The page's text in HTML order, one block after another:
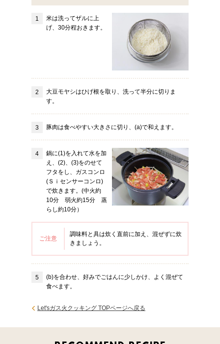
米は洗ってザルに上
げ、30分程おきます。
大豆モヤシはひげ根を取り、洗って半分に切りま
す。
豚肉は食べやすい大きさに切り、(a)で和えます。
鍋に(1)を入れて水を加
え、(2)、(3)をのせて
フタをし、ガスコンロ
(Ｓｉセンサーコンロ)
で炊きます。(中火約
10分 弱火約15分 蒸
らし約10分）
ご注意
調味料と具は炊く直前に加え、混ぜずに炊
きましょう。
(b)を合わせ、好みでごはんに少しかけ、よく混ぜて
食べます。
Let'sガス火クッキング TOPページへ戻る